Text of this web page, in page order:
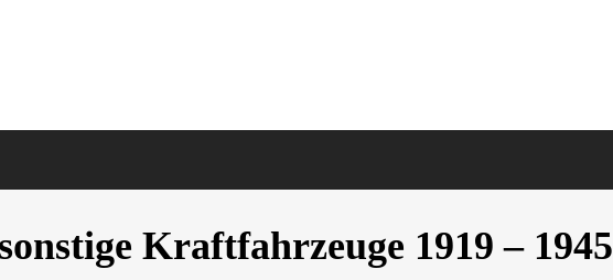
Kraftfahrzeuge 1919 – 1945